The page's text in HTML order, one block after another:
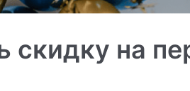
скидку на